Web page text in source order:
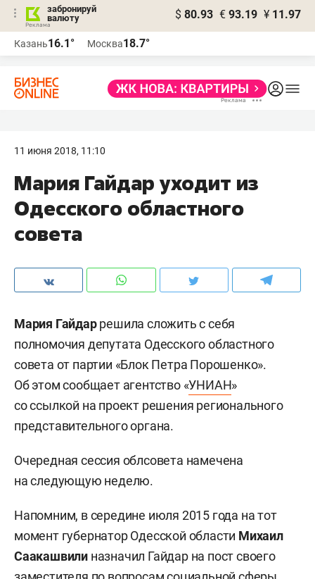
забронируй
валюту
$ 80.93 € 93.19 ¥ 11.97
Казань16.1° Москва18.7°
11 июня 2018, 11:10
Мария Гайдар уходит из
Одесского областного
совета‍
Мария Гайдаррешила сложить с себя
полномочия депутата Одесского областного
совета от партии «Блок Петра Порошенко».
Об этом сообщает агентство «УНИАН»
со ссылкой на проект решения регионального
представительного органа.
Очередная сессия облсовета намечена
на следующую неделю.
Напомним, в середине июля 2015 года на тот
момент губернатор Одесской области Михаил
Саакашвили назначил Гайдар на пост своего